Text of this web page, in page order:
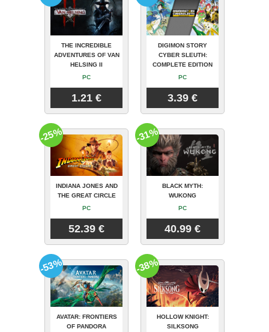
THE INCREDIBLE
ADVENTURES OF VAN
HELSING II
PC
1.21 €
DIGIMON STORY
CYBER SLEUTH:
COMPLETE EDITION
PC
3.39 €
INDIANA JONES AND
THE GREAT CIRCLE
PC
52.39 €
-25%
BLACK MYTH:
WUKONG
PC
40.99 €
-31%
AVATAR: FRONTIERS
OF PANDORA
-53%
HOLLOW KNIGHT:
SILKSONG
-38%